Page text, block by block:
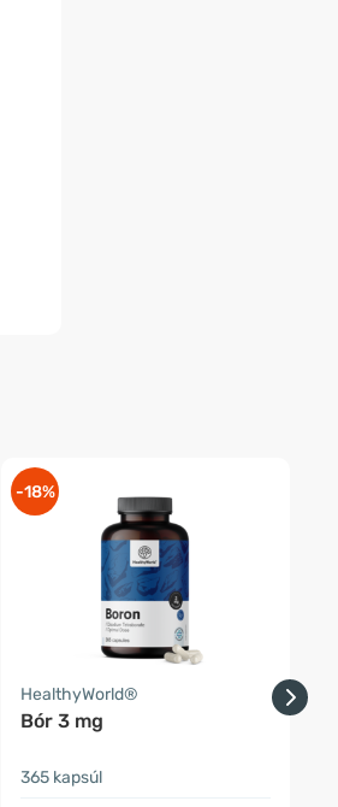
-18%
HealthyWorld®
Bór 3 mg
365 kapsúl